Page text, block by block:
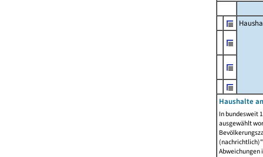
Haushalte
In bundesweit
ausgewählt
Abweichungen